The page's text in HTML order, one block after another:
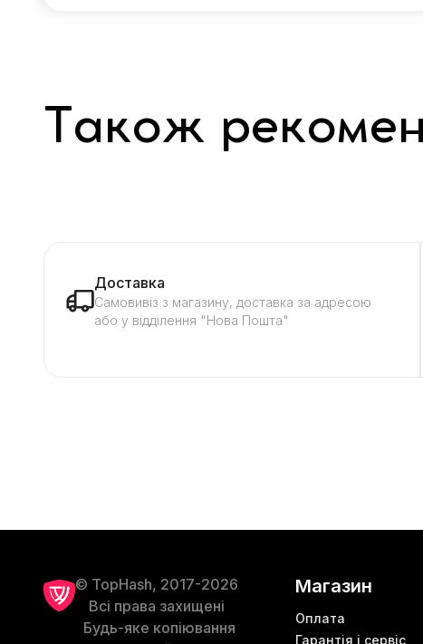
Також
Доставка
Самовивіз з магазину, доставка за адресою
або у відділення "Нова Пошта"
© TopHash, 2017-2026
Всі права захищені
Будь-яке копіювання
Магазин
Оплата
Гарантія і сервіс